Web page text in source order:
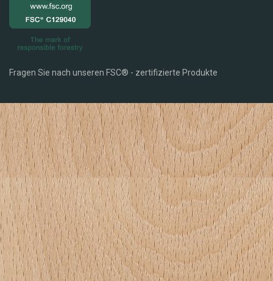
Fragen Sie nach unseren FSC® - zertifizierte Produkte